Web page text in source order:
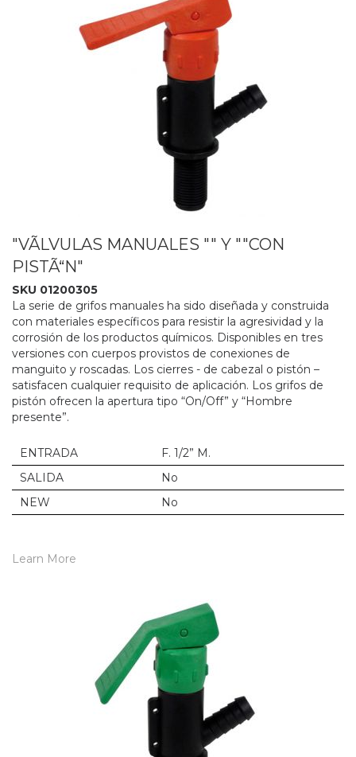
"VÃLVULAS MANUALES "" Y ""CON
PISTÃ“N"
SKU 01200305
La serie de grifos manuales ha sido diseñada y construida
con materiales específicos para resistir la agresividad y la
corrosión de los productos químicos. Disponibles en tres
versiones con cuerpos provistos de conexiones de
manguito y roscadas. Los cierres - de cabezal o pistón –
satisfacen cualquier requisito de aplicación. Los grifos de
pistón ofrecen la apertura tipo “On/Off” y “Hombre
presente”.
ENTRADA
F. 1/2” M.
SALIDA
No
NEW
No
Learn More